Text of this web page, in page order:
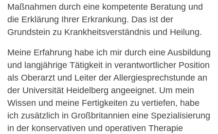
Maßnahmen durch eine kompetente Beratung und
die Erklärung Ihrer Erkrankung. Das ist der
Grundstein zu Krankheitsverständnis und Heilung.
Meine Erfahrung habe ich mir durch eine Ausbildung
und langjährige Tätigkeit in verantwortlicher Position
als Oberarzt und Leiter der Allergiesprechstunde an
der Universität Heidelberg angeeignet. Um mein
Wissen und meine Fertigkeiten zu vertiefen, habe
ich zusätzlich in Großbritannien eine Spezialisierung
in der konservativen und operativen Therapie